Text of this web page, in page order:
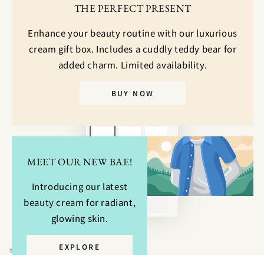
THE PERFECT PRESENT
Enhance your beauty routine with our luxurious
cream gift box. Includes a cuddly teddy bear for
added charm. Limited availability.
BUY NOW
MEET OUR NEW BAE!
Introducing our latest
beauty cream for radiant,
glowing skin.
EXPLORE
ホーム